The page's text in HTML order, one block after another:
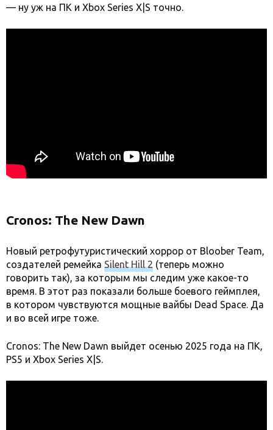
— ну уж на ПК и Xbox Series X|S точно.
Cronos: The New Dawn
Новый ретрофутуристический хоррор от Bloober Team,
создателей ремейка Silent Hill 2 (теперь можно
говорить так), за которым мы следим уже какое-то
время. В этот раз показали больше боевого геймплея,
в котором чувствуются мощные вайбы Dead Space. Да
и во всей игре тоже.
Cronos: The New Dawn выйдет осенью 2025 года на ПК,
PS5 и Xbox Series X|S.